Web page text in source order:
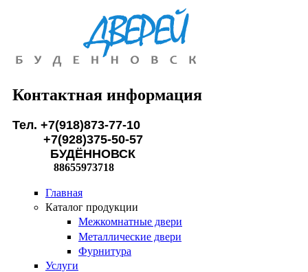
Перейти к основному содержанию
Контактная информация
Тел. +7(918)873-77-10
+7(928)375-50-57
БУДЁННОВСК
88655973718
Главная
Каталог продукции
Межкомнатные двери
Металлические двери
Фурнитура
Услуги